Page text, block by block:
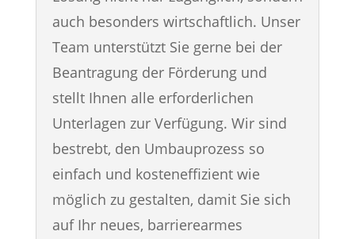
auch besonders wirtschaftlich. Unser
Team unterstützt Sie gerne bei der
Beantragung der Förderung und
stellt Ihnen alle erforderlichen
Unterlagen zur Verfügung. Wir sind
bestrebt, den Umbauprozess so
einfach und kosteneffizient wie
möglich zu gestalten, damit Sie sich
auf Ihr neues, barrierearmes